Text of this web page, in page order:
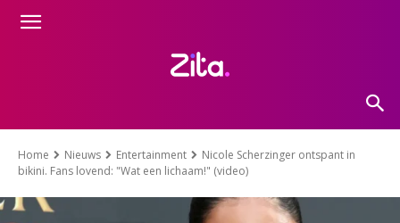
Home Nieuws Entertainment
Nicole Scherzinger ontspant in
bikini. Fans lovend: "Wat een lichaam!" (video)